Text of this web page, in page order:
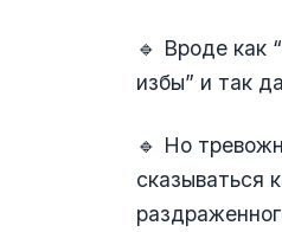
🔹 Вроде как
избы” и так
🔹 Но
сказываться